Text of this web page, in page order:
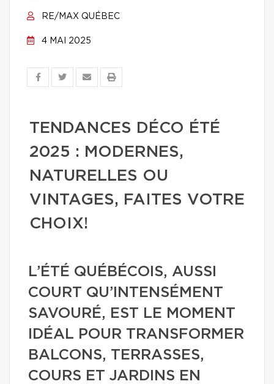
RE/MAX QUÉBEC
4 MAI 2025
TENDANCES DÉCO ÉTÉ
2025 : MODERNES,
NATURELLES OU
VINTAGES, FAITES VOTRE
CHOIX!
L’ÉTÉ QUÉBÉCOIS, AUSSI
COURT QU’INTENSÉMENT
SAVOURÉ, EST LE MOMENT
IDÉAL POUR TRANSFORMER
BALCONS, TERRASSES,
COURS ET JARDINS EN